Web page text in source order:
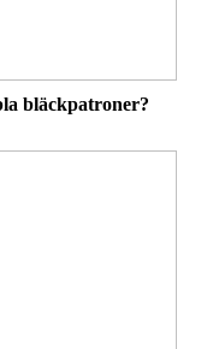
bläckpatroner?